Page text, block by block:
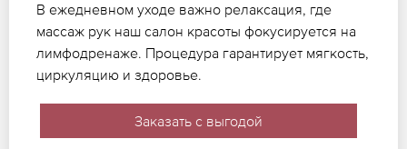
В ежедневном уходе важно релаксация, где
массаж рук наш салон красоты фокусируется на
лимфодренаже. Процедура гарантирует мягкость,
циркуляцию и здоровье.
Заказать с выгодой